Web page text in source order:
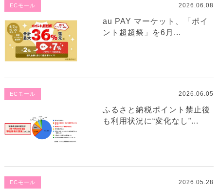
ECモール 2026.06.08
au PAY マーケット、「ポイ
ント超超祭」を6月...
ECモール 2026.06.05
ふるさと納税ポイント禁止後
も利用状況に“変化なし”...
ECモール 2026.05.28